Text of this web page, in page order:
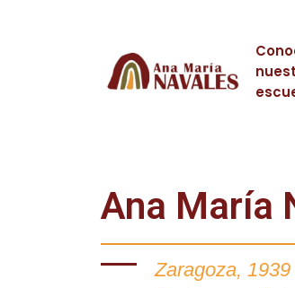
Ana María
Zaragoza,